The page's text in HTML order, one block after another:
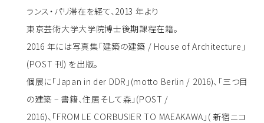
ランス・パリ滞在を経て、2013 年より
東京芸術大学大学院博士後期課程在籍。
2016 年には写真集「建築の建築 / House of Architecture」
(POST 刊) を出版。
個展に「Japan in der DDR」(motto Berlin / 2016)、「三つ目
の建築 – 書籍、住居そして森」(POST /
2016)、「FROM LE CORBUSIER TO MAEAKAWA」( 新宿ニコ